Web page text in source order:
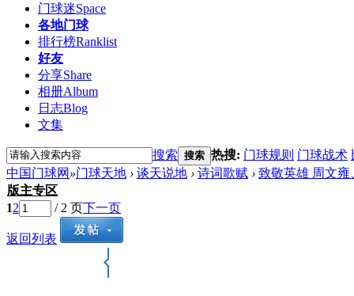
门球迷Space
各地门球
排行榜Ranklist
好友
分享Share
相册Album
日志Blog
文集
搜索 搜索 热搜: 门球规则 门球战术
中国门球网 »门球天地 › 谈天说地 › 诗词歌赋 › 致敬英雄 周文雍
版主专区
12 / 2 页下一页
返回列表